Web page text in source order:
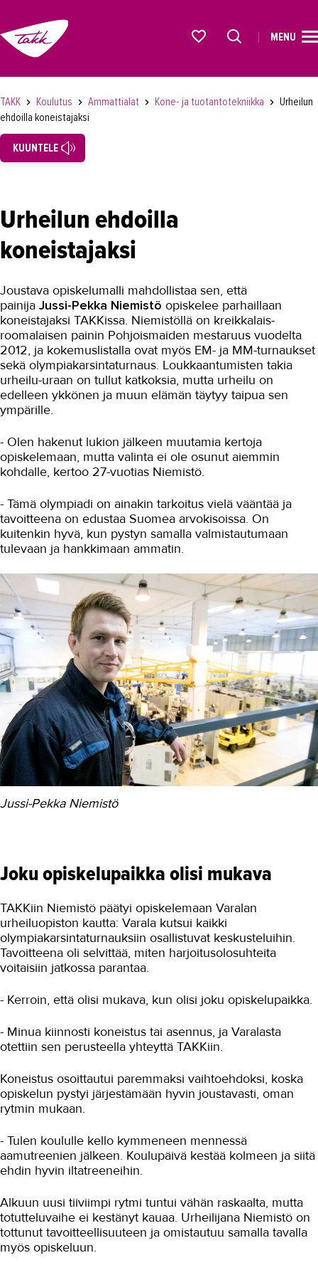
Koulutukset
Lyhytkurssit, testit ja kortit
Maahanmuuttaneiden koulutukset
Ammattialat
Asiakaspalvelu
Asioimis- ja oikeustulkkaus
Autoala
Hydrauliikka
Johtaminen ja esihenkilötyö
Kauneudenhoito
Kiinteistönvälitys ja isännöinti
Kiinteistöpalvelut
Kone- ja tuotantotekniikka
Koneistuksen perusteita
koneistuksesta tietämättömille
Kone- ja tuotantotekniikan
oppimisympäristö
Hitsaajan pätevyyskokeet ja
hitsauskoulutus
Jyrki työllistyi vetovoimaiselle alalle
koneasentajaksi
Luokkahitsaajalle riittää töitä
Oma ala selville kokeilemalla
Oppisopimuspaikka koneistajaksi 10
minuutissa
Kilpaurheilun ja opiskelun
yhdistäminen
Päivässä hitsaajaksi?
Hitsaaminen on parasta
Alaa vaihtamalla unelmatyöhön
Hitsin lujaa koulutusta - IWS
Tarjoilijasta koneenasentajaksi
Käytännönläheistä ja monipuolista
työtä koneistajana
kautta
Video: Mihin koneistaja pystyy?
Kotoutuminen
Kuljetus ja logistiikka
MENU
TAKK Koulutus Ammattialat Kone- ja tuotantotekniikka
Urheilun
ehdoilla koneistajaksi
KUUNTELE
Urheilun ehdoilla
koneistajaksi
Joustava opiskelumalli mahdollistaa sen, että
painija Jussi-Pekka Niemistö opiskelee parhaillaan
koneistajaksi TAKKissa. Niemistöllä on kreikkalais-
roomalaisen painin Pohjoismaiden mestaruus vuodelta
2012, ja kokemuslistalla ovat myös EM- ja MM-turnaukset
sekä olympiakarsintaturnaus. Loukkaantumisten takia
urheilu-uraan on tullut katkoksia, mutta urheilu on
edelleen ykkönen ja muun elämän täytyy taipua sen
ympärille.
- Olen hakenut lukion jälkeen muutamia kertoja
opiskelemaan, mutta valinta ei ole osunut aiemmin
kohdalle, kertoo 27-vuotias Niemistö.
- Tämä olympiadi on ainakin tarkoitus vielä vääntää ja
tavoitteena on edustaa Suomea arvokisoissa. On
kuitenkin hyvä, kun pystyn samalla valmistautumaan
tulevaan ja hankkimaan ammatin.
Jussi-Pekka Niemistö
Joku opiskelupaikka olisi mukava
TAKKiin Niemistö päätyi opiskelemaan Varalan
urheiluopiston kautta: Varala kutsui kaikki
olympiakarsintaturnauksiin osallistuvat keskusteluihin.
Tavoitteena oli selvittää, miten harjoitusolosuhteita
voitaisiin jatkossa parantaa.
- Kerroin, että olisi mukava, kun olisi joku opiskelupaikka.
- Minua kiinnosti koneistus tai asennus, ja Varalasta
otettiin sen perusteella yhteyttä TAKKiin.
Koneistus osoittautui paremmaksi vaihtoehdoksi, koska
opiskelun pystyi järjestämään hyvin joustavasti, oman
rytmin mukaan.
- Tulen koululle kello kymmeneen mennessä
aamutreenien jälkeen. Koulupäivä kestää kolmeen ja siitä
ehdin hyvin iltatreeneihin.
Alkuun uusi tiiviimpi rytmi tuntui vähän raskaalta, mutta
totutteluvaihe ei kestänyt kauaa. Urheilijana Niemistö on
tottunut tavoitteellisuuteen ja omistautuu samalla tavalla
myös opiskeluun.